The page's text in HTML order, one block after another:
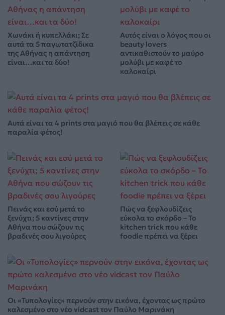
Χωνάκι ή κυπελλάκι; Σε
αυτά τα 5 παγωτατζίδικα
της Αθήνας η απάντηση
είναι…και τα δύο!
Αυτός είναι ο λόγος που οι
beauty lovers
αντικαθιστούν το μαύρο
μολύβι με καφέ το
καλοκαίρι
Αυτά είναι τα 4 prints στα μαγιό που θα βλέπεις σε κάθε
παραλία φέτος!
Πεινάς και εσύ μετά το
ξενύχτι; 5 καντίνες στην
Αθήνα που σώζουν τις
βραδινές σου λιγούρες
Πώς να ξεφλουδίζεις
εύκολα το σκόρδο – Το
kitchen trick που κάθε
foodie πρέπει να ξέρει
Οι «Τυπολογίες» περνούν στην εικόνα, έχοντας ως πρώτο
καλεσμένο στο νέο vidcast τον Παύλο Μαρινάκη